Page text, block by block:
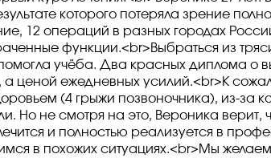
которого потеряла зрение
12 операций в разных городах
функции.<br>Выбраться из
учёба. Два красных диплома о
а ценой ежедневных усилий.<br>К
(4 грыжи позвоночника), из-за
Но не смотря на это, Вероника верит,
и полностью реализуется в
в похожих ситуациях.<br>Мы желаем